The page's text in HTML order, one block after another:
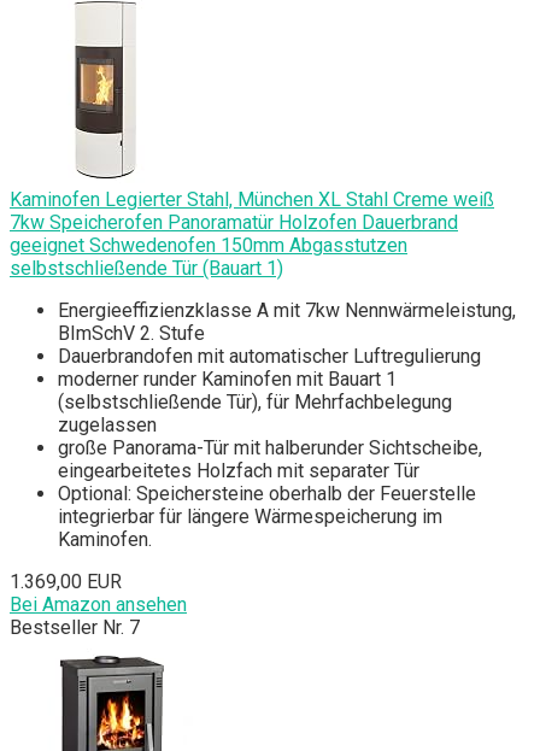
Kaminofen Legierter Stahl, München XL Stahl Creme weiß
7kw Speicherofen Panoramatür Holzofen Dauerbrand
geeignet Schwedenofen 150mm Abgasstutzen
selbstschließende Tür (Bauart 1)
Energieeffizienzklasse A mit 7kw Nennwärmeleistung,
BImSchV 2. Stufe
Dauerbrandofen mit automatischer Luftregulierung
moderner runder Kaminofen mit Bauart 1
(selbstschließende Tür), für Mehrfachbelegung
zugelassen
große Panorama-Tür mit halberunder Sichtscheibe,
eingearbeitetes Holzfach mit separater Tür
Optional: Speichersteine oberhalb der Feuerstelle
integrierbar für längere Wärmespeicherung im
Kaminofen.
1.369,00 EUR
Bei Amazon ansehen
Bestseller Nr. 7